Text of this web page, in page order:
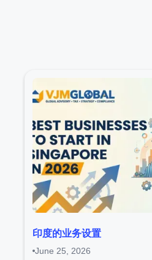
印度的业务设置
June 25, 2026